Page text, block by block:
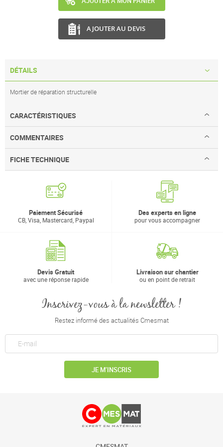
AJOUTER AU DEVIS
DÉTAILS
Mortier de réparation structurelle
CARACTÉRISTIQUES
COMMENTAIRES
FICHE TECHNIQUE
Paiement Sécurisé
CB, Visa, Mastercard, Paypal
Des experts en ligne
pour vous accompagner
Devis Gratuit
avec une réponse rapide
Livraison sur chantier
ou en point de retrait
Inscrivez-vous à la newsletter !
Restez informé des actualités Cmesmat
JE M’INSCRIS